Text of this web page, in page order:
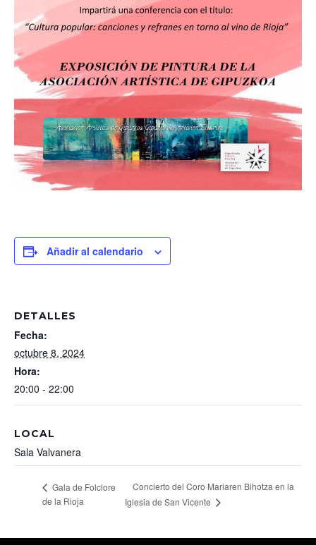
Añadir al calendario
DETALLES
Fecha:
octubre 8, 2024
Hora:
20:00 - 22:00
LOCAL
Sala Valvanera
Gala de Folclore
de la Rioja
Concierto del Coro Mariaren Bihotza en la
Iglesia de San Vicente